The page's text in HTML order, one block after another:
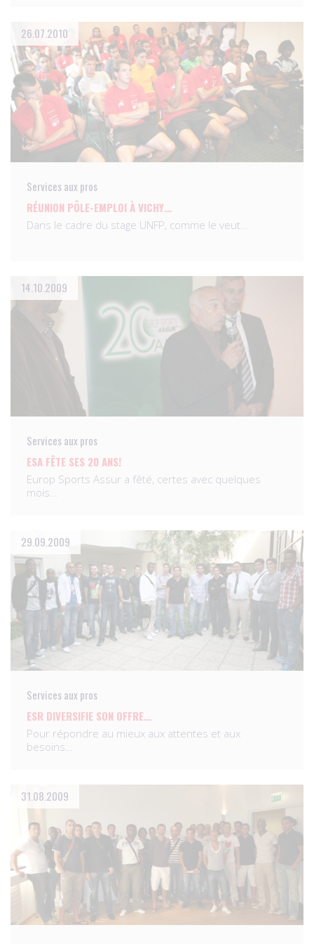
26.07.2010
Services aux pros
RÉUNION PÔLE-EMPLOI À VICHY…
Dans le cadre du stage UNFP, comme le veut…
14.10.2009
Services aux pros
ESA FÊTE SES 20 ANS!
Europ Sports Assur a fêté, certes avec quelques
mois…
29.09.2009
Services aux pros
ESR DIVERSIFIE SON OFFRE…
Pour répondre au mieux aux attentes et aux
besoins…
31.08.2009